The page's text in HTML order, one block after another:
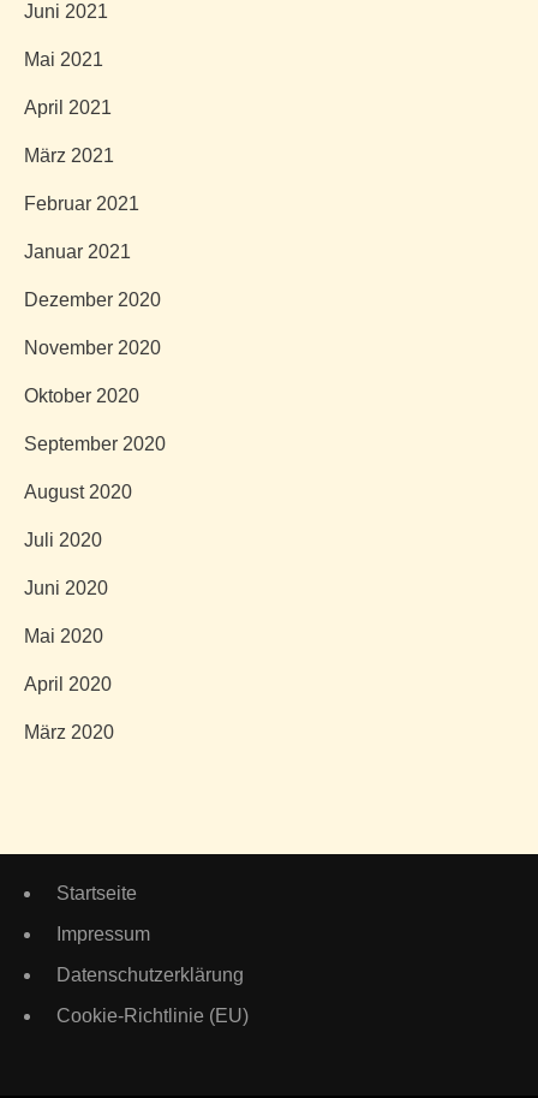
Juni 2021
Mai 2021
April 2021
März 2021
Februar 2021
Januar 2021
Dezember 2020
November 2020
Oktober 2020
September 2020
August 2020
Juli 2020
Juni 2020
Mai 2020
April 2020
März 2020
Startseite
Impressum
Datenschutzerklärung
Cookie-Richtlinie (EU)